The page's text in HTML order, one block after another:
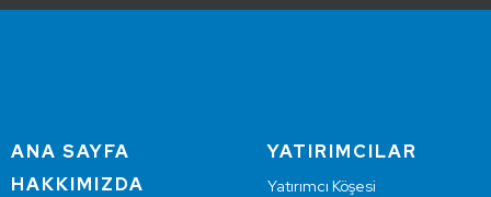
ANA SAYFA
HAKKIMIZDA
YATIRIMCILAR
Yatırımcı Köşesi